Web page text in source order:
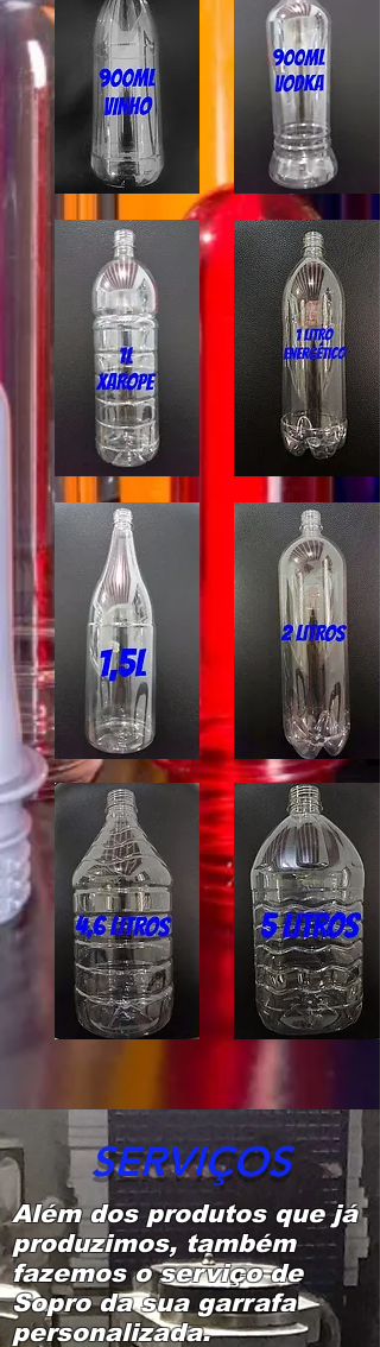
SERVIÇOS
Além dos produtos que já
produzimos, também
fazemos o serviço de
Sopro da sua garrafa
personalizada.